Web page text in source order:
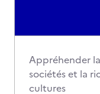
Appréhender
sociétés et la
cultures